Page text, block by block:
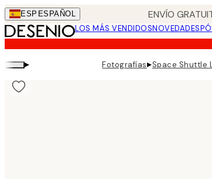
Skip
to
main
content.
ESP ESPAÑOL ENVÍO
LOS MÁS VENDIDOSNOVEDADES
▸ Fotografías▸Space Shuttle